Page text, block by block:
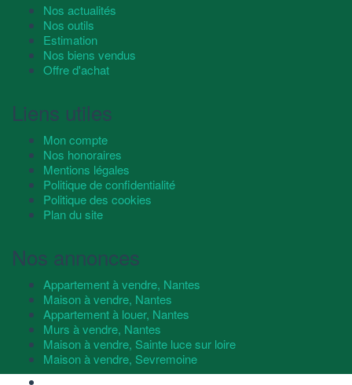
Nos actualités
Nos outils
Estimation
Nos biens vendus
Offre d'achat
Liens utiles
Mon compte
Nos honoraires
Mentions légales
Politique de confidentialité
Politique des cookies
Plan du site
Nos annonces
Appartement à vendre, Nantes
Maison à vendre, Nantes
Appartement à louer, Nantes
Murs à vendre, Nantes
Maison à vendre, Sainte luce sur loire
Maison à vendre, Sevremoine